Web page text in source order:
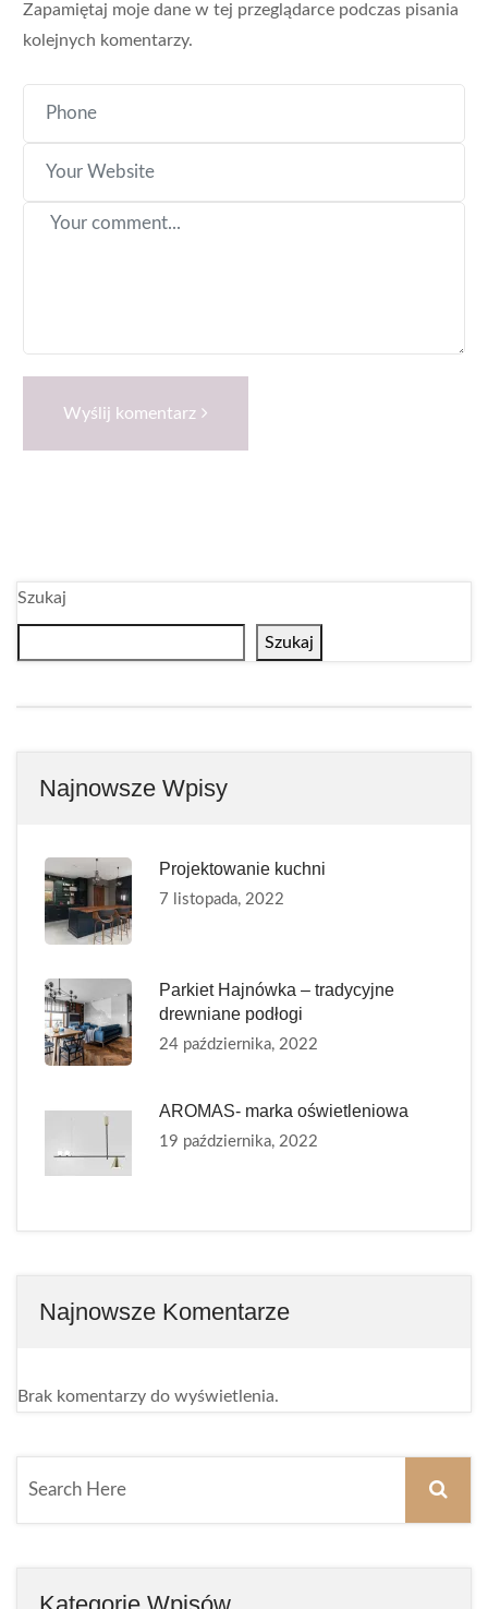
Zapamiętaj moje dane w tej przeglądarce podczas pisania
kolejnych komentarzy.
Wyślij komentarz
Szukaj
Szukaj
Najnowsze Wpisy
Projektowanie kuchni
7 listopada, 2022
Parkiet Hajnówka – tradycyjne
drewniane podłogi
24 października, 2022
AROMAS- marka oświetleniowa
19 października, 2022
Najnowsze Komentarze
Brak komentarzy do wyświetlenia.